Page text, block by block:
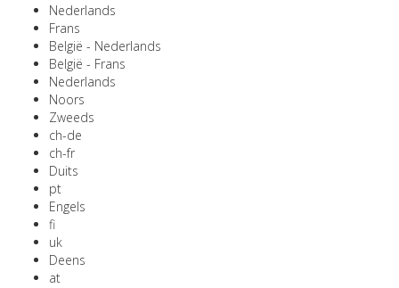
Nederlands
Frans
België - Nederlands
België - Frans
Nederlands
Noors
Zweeds
ch-de
ch-fr
Duits
pt
Engels
fi
uk
Deens
at